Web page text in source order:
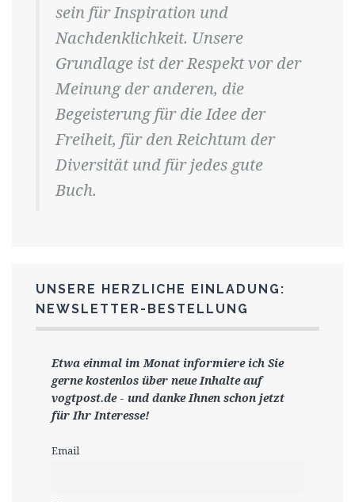
sein für Inspiration und
Nachdenklichkeit. Unsere
Grundlage ist der Respekt vor der
Meinung der anderen, die
Begeisterung für die Idee der
Freiheit, für den Reichtum der
Diversität und für jedes gute
Buch.
UNSERE HERZLICHE EINLADUNG:
NEWSLETTER-BESTELLUNG
Etwa einmal im Monat informiere ich Sie
gernekostenlos über neue Inhalte auf
vogtpost.de- und danke Ihnen schon jetzt
für Ihr Interesse!
Email